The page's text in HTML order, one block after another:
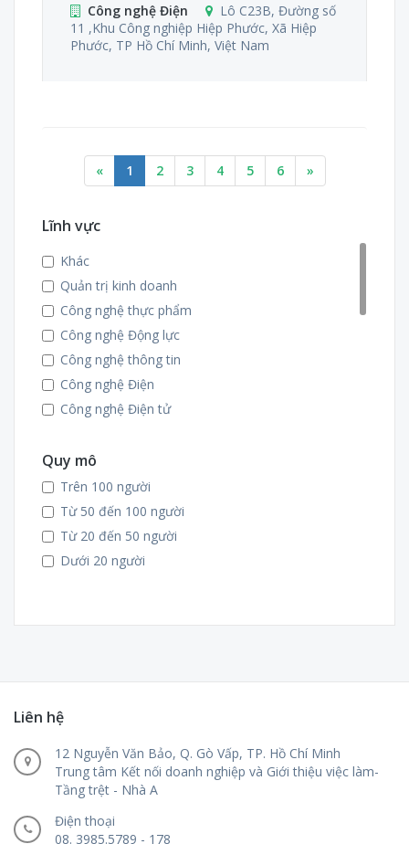
Công nghệ Điện
Lô C23B, Đường số
11 ,Khu Công nghiệp Hiệp Phước, Xã Hiệp
Phước, TP Hồ Chí Minh, Việt Nam
« 1 2 3 4 5 6 »
Lĩnh vực
Khác
Quản trị kinh doanh
Công nghệ thực phẩm
Công nghệ Động lực
Công nghệ thông tin
Công nghệ Điện
Công nghệ Điện tử
May - Thời trang
Hoá học
Ngoại ngữ
Tài chính - Ngân hàng
Thương mại du lịch
Cơ khí
Viện KHCN & QLMT
Quy mô
Trên 100 người
Từ 50 đến 100 người
Từ 20 đến 50 người
Dưới 20 người
Liên hệ
12 Nguyễn Văn Bảo, Q. Gò Vấp, TP. Hồ Chí Minh
Trung tâm Kết nối doanh nghiệp và Giới thiệu việc làm-
Tầng trệt - Nhà A
Điện thoại
08. 3985.5789 - 178